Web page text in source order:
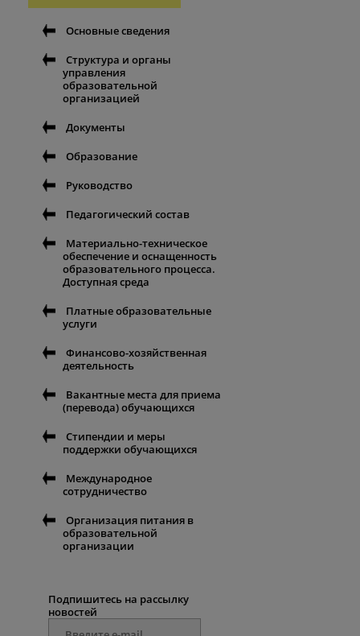
Основные сведения
Структура и органы
управления
образовательной
организацией
Документы
Образование
Руководство
Педагогический состав
Материально-техническое
обеспечение и оснащенность
образовательного процесса.
Доступная среда
Платные образовательные
услуги
Финансово-хозяйственная
деятельность
Вакантные места для приема
(перевода) обучающихся
Стипендии и меры
поддержки обучающихся
Международное
сотрудничество
Организация питания в
образовательной
организации
Подпишитесь на рассылку
новостей